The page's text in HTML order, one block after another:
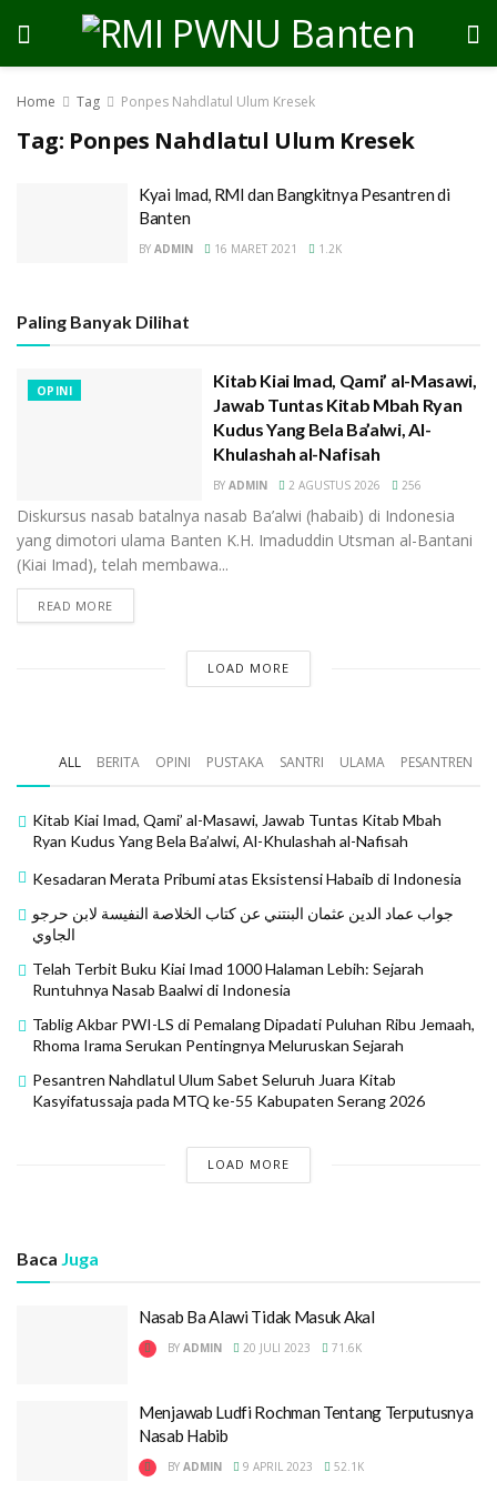
Home Tag Ponpes Nahdlatul Ulum Kresek
Tag: Ponpes Nahdlatul Ulum Kresek
Kyai Imad, RMI dan Bangkitnya Pesantren di
Banten
BY ADMIN 16 MARET 2021 1.2K
Paling Banyak Dilihat
OPINI
Kitab Kiai Imad, Qami’ al-Masawi,
Jawab Tuntas Kitab Mbah Ryan
Kudus Yang Bela Ba’alwi, Al-
Khulashah al-Nafisah
BY ADMIN 2 AGUSTUS 2026 256
Diskursus nasab batalnya nasab Ba’alwi (habaib) di Indonesia
yang dimotori ulama Banten K.H. Imaduddin Utsman al-Bantani
(Kiai Imad), telah membawa...
READ MORE
LOAD MORE
ALL BERITA OPINI PUSTAKA SANTRI ULAMA PESANTREN
Kitab Kiai Imad, Qami’ al-Masawi, Jawab Tuntas Kitab Mbah
Ryan Kudus Yang Bela Ba’alwi, Al-Khulashah al-Nafisah
Kesadaran Merata Pribumi atas Eksistensi Habaib di Indonesia
جواب عماد الدين عثمان البنتني عن كتاب الخلاصة النفيسة لابن حرجو
الجاوي
Telah Terbit Buku Kiai Imad 1000 Halaman Lebih: Sejarah
Runtuhnya Nasab Baalwi di Indonesia
Tablig Akbar PWI-LS di Pemalang Dipadati Puluhan Ribu Jemaah,
Rhoma Irama Serukan Pentingnya Meluruskan Sejarah
Pesantren Nahdlatul Ulum Sabet Seluruh Juara Kitab
Kasyifatussaja pada MTQ ke-55 Kabupaten Serang 2026
LOAD MORE
Baca Juga
Nasab Ba Alawi Tidak Masuk Akal
BY ADMIN 20 JULI 2023 71.6K
Menjawab Ludfi Rochman Tentang Terputusnya
Nasab Habib
BY ADMIN 9 APRIL 2023 52.1K